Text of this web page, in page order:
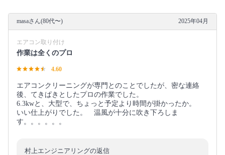
masaさん(80代〜) 2025年04月
エアコン取り付け
作業は全くのプロ
4.60
エアコンクリーニングが専門とのことでしたが、密な連絡
後、てきぱきとしたプロの作業でした。
6.3kwと、大型で、ちょっと予定より時間が掛かったか。
いい仕上がりでした。 温風が十分に吹き下ろしま
す。。。。。。
村上エンジニアリングの返信